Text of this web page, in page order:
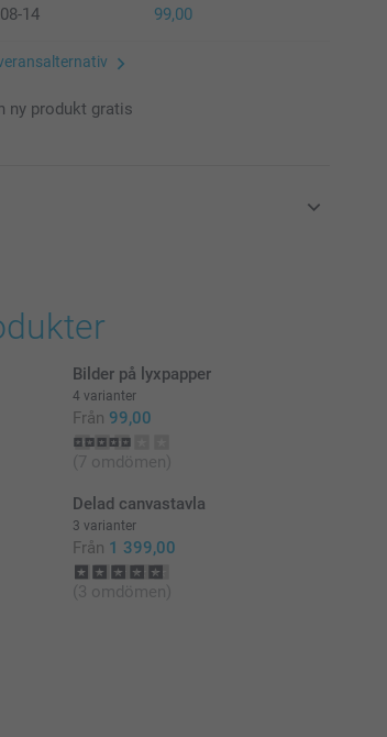
14 99,00
ny produkt gratis
Bilder på lyxpapper
4 varianter
Från 99,00
(7 omdömen)
Delad canvastavla
3 varianter
Från 1 399,00
(3 omdömen)